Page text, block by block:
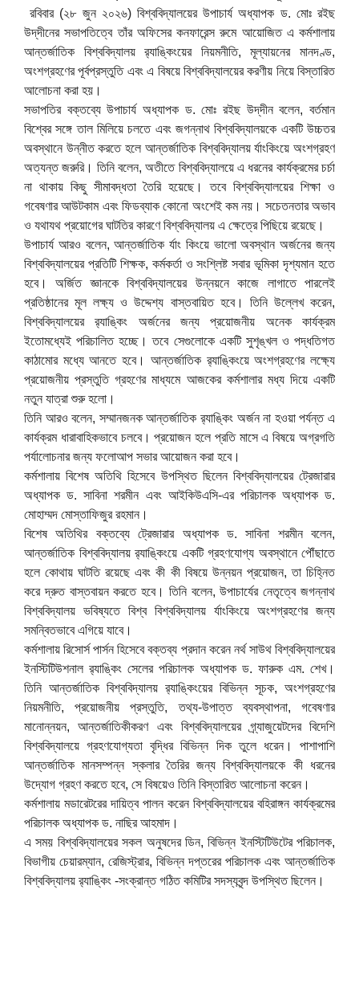
রবিবার (২৮ জুন ২০২৬) বিশ্ববিদ্যালয়ের উপাচার্য অধ্যাপক ড. মোঃ রইছ
উদ্‌দীনের সভাপতিত্বে তাঁর অফিসের কনফারেন্স রুমে আয়োজিত এ কর্মশালায়
আন্তর্জাতিক বিশ্ববিদ্যালয়র‍্যাঙ্কিংয়ের নিয়মনীতি, মূল্যায়নের মানদণ্ড,
অংশগ্রহণের পূর্বপ্রস্তুতি এবং এ বিষয়ে বিশ্ববিদ্যালয়ের করণীয় নিয়ে বিস্তারিত
আলোচনা করা হয়।
সভাপতির বক্তব্যে উপাচার্য অধ্যাপক ড. মোঃ রইছ উদ্‌দীন বলেন, বর্তমান
বিশ্বের সঙ্গে তাল মিলিয়ে চলতে এবং জগন্নাথ বিশ্ববিদ্যালয়কে একটি উচ্চতর
অবস্থানে উন্নীত করতে হলে আন্তর্জাতিক বিশ্ববিদ্যালয় র্যাংকিংয়ে অংশগ্রহণ
অত্যন্ত জরুরি। তিনি বলেন, অতীতে বিশ্ববিদ্যালয়ে এ ধরনের কার্যক্রমের চর্চা
না থাকায় কিছু সীমাবদ্ধতা তৈরি হয়েছে। তবে বিশ্ববিদ্যালয়ের শিক্ষা ও
গবেষণার আউটকাম এবং ফিডব্যাক কোনো অংশেই কম নয়। সচেতনতার অভাব
ও যথাযথ প্রয়োগের ঘাটতির কারণে বিশ্ববিদ্যালয় এ ক্ষেত্রে পিছিয়ে রয়েছে।
উপাচার্য আরও বলেন, আন্তর্জাতিক র্যাং কিংয়ে ভালো অবস্থান অর্জনের জন্য
বিশ্ববিদ্যালয়ের প্রতিটি শিক্ষক, কর্মকর্তা ও সংশ্লিষ্ট সবার ভূমিকা দৃশ্যমান হতে
হবে। অর্জিত জ্ঞানকে বিশ্ববিদ্যালয়ের উন্নয়নে কাজে লাগাতে পারলেই
প্রতিষ্ঠানের মূল লক্ষ্য ও উদ্দেশ্য বাস্তবায়িত হবে। তিনি উল্লেখ করেন,
বিশ্ববিদ্যালয়ের র‌্যাঙ্কিং অর্জনের জন্য প্রয়োজনীয় অনেক কার্যক্রম
ইতোমধ্যেই পরিচালিত হচ্ছে। তবে সেগুলোকে একটি সুশৃঙ্খল ও পদ্ধতিগত
কাঠামোর মধ্যে আনতে হবে। আন্তর্জাতিক র‌্যাঙ্কিংয়ে অংশগ্রহণের লক্ষ্যে
প্রয়োজনীয় প্রস্তুতি গ্রহণের মাধ্যমে আজকের কর্মশালার মধ্য দিয়ে একটি
নতুন যাত্রা শুরু হলো।
তিনি আরও বলেন, সম্মানজনক আন্তর্জাতিক র‍্যাঙ্কিং অর্জন না হওয়া পর্যন্ত এ
কার্যক্রম ধারাবাহিকভাবে চলবে। প্রয়োজন হলে প্রতি মাসে এ বিষয়ে অগ্রগতি
পর্যালোচনার জন্য ফলোআপ সভার আয়োজন করা হবে।
কর্মশালায় বিশেষ অতিথি হিসেবে উপস্থিত ছিলেন বিশ্ববিদ্যালয়ের ট্রেজারার
অধ্যাপক ড. সাবিনা শরমীন এবং আইকিউএসি-এর পরিচালক অধ্যাপক ড.
মোহাম্মদ মোস্তাফিজুর রহমান।
বিশেষ অতিথির বক্তব্যে ট্রেজারার অধ্যাপক ড. সাবিনা শরমীন বলেন,
আন্তর্জাতিক বিশ্ববিদ্যালয় র‍্যাঙ্কিংয়ে একটি গ্রহণযোগ্য অবস্থানে পৌঁছাতে
হলে কোথায় ঘাটতি রয়েছে এবং কী কী বিষয়ে উন্নয়ন প্রয়োজন, তা চিহ্নিত
করে দ্রুত বাস্তবায়ন করতে হবে। তিনি বলেন, উপাচার্যের নেতৃত্বে জগন্নাথ
বিশ্ববিদ্যালয় ভবিষ্যতে বিশ্ব বিশ্ববিদ্যালয় র্যাংকিংয়ে অংশগ্রহণের জন্য
সমন্বিতভাবে এগিয়ে যাবে।
কর্মশালায় রিসোর্স পার্সন হিসেবে বক্তব্য প্রদান করেন নর্থ সাউথ বিশ্ববিদ্যালয়ের
ইনস্টিটিউশনালর‍্যাঙ্কিংসেলের পরিচালক অধ্যাপক ড. ফারুক এম. শেখ।
তিনি আন্তর্জাতিক বিশ্ববিদ্যালয় র‍্যাঙ্কিংয়ের বিভিন্ন সূচক, অংশগ্রহণের
নিয়মনীতি, প্রয়োজনীয় প্রস্তুতি, তথ্য-উপাত্ত ব্যবস্থাপনা, গবেষণার
মানোন্নয়ন, আন্তর্জাতিকীকরণ এবং বিশ্ববিদ্যালয়ের গ্র্যাজুয়েটদের বিদেশি
বিশ্ববিদ্যালয়ে গ্রহণযোগ্যতা বৃদ্ধির বিভিন্ন দিক তুলে ধরেন। পাশাপাশি
আন্তর্জাতিক মানসম্পন্ন স্কলার তৈরির জন্য বিশ্ববিদ্যালয়কে কী ধরনের
উদ্যোগ গ্রহণ করতে হবে, সে বিষয়েও তিনি বিস্তারিত আলোচনা করেন।
কর্মশালায় মডারেটরের দায়িত্ব পালন করেন বিশ্ববিদ্যালয়ের বহিরাঙ্গন কার্যক্রমের
পরিচালক অধ্যাপক ড. নাছির আহমাদ।
এ সময় বিশ্ববিদ্যালয়ের সকল অনুষদের ডিন, বিভিন্ন ইনস্টিটিউটের পরিচালক,
বিভাগীয় চেয়ারম্যান, রেজিস্ট্রার, বিভিন্ন দপ্তরের পরিচালক এবং আন্তর্জাতিক
বিশ্ববিদ্যালয় র‍্যাঙ্কিং -সংক্রান্ত গঠিত কমিটির সদস্যবৃন্দ উপস্থিত ছিলেন।